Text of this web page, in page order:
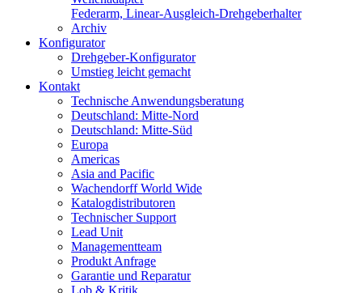
Federarm, Linear-Ausgleich-Drehgeberhalter
Archiv
Konfigurator
Drehgeber-Konfigurator
Umstieg leicht gemacht
Kontakt
Technische Anwendungsberatung
Deutschland: Mitte-Nord
Deutschland: Mitte-Süd
Europa
Americas
Asia and Pacific
Wachendorff World Wide
Katalogdistributoren
Technischer Support
Lead Unit
Managementteam
Produkt Anfrage
Garantie und Reparatur
Lob & Kritik